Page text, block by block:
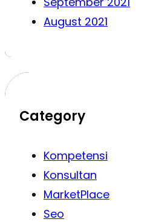
August 2021
Category
Kompetensi
Konsultan
MarketPlace
Seo